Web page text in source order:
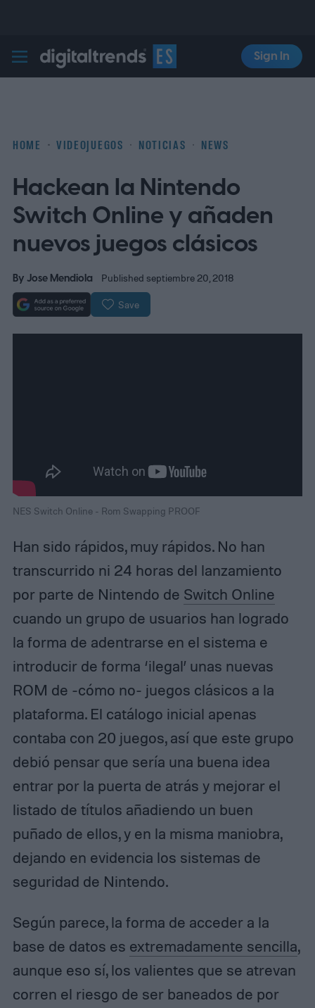
Digital Trends Español
Sign In
HOME VIDEOJUEGOS NOTICIAS NEWS
Hackean la Nintendo
Switch Online y añaden
nuevos juegos clásicos
ByJose Mendiola Published septiembre 20, 2018
Save
NES Switch Online - Rom Swapping PROOF
Han sido rápidos, muy rápidos. No han
transcurrido ni 24 horas del lanzamiento
por parte de Nintendo de Switch Online
cuando un grupo de usuarios han logrado
la forma de adentrarse en el sistema e
introducir de forma ‘ilegal’ unas nuevas
ROM de -cómo no- juegos clásicos a la
plataforma. El catálogo inicial apenas
contaba con 20 juegos, así que este grupo
debió pensar que sería una buena idea
entrar por la puerta de atrás y mejorar el
listado de títulos añadiendo un buen
puñado de ellos, y en la misma maniobra,
dejando en evidencia los sistemas de
seguridad de Nintendo.
Según parece, la forma de acceder a la
base de datos es extremadamente sencilla,
aunque eso sí, los valientes que se atrevan
corren el riesgo de ser baneados de por